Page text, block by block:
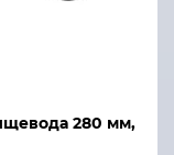
280 мм,